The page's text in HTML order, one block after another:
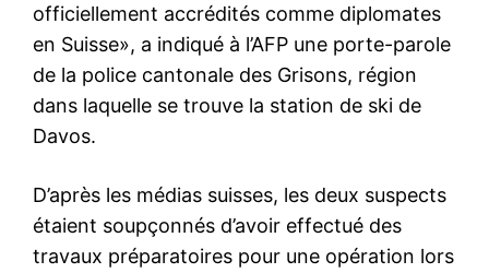
officiellement accrédités comme diplomates
en Suisse», a indiqué à l’AFP une porte-parole
de la police cantonale des Grisons, région
dans laquelle se trouve la station de ski de
Davos.
D’après les médias suisses, les deux suspects
étaient soupçonnés d’avoir effectué des
travaux préparatoires pour une opération lors